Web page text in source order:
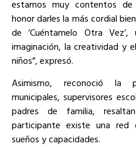
estamos muy contentos de
honor darles la más cordial
de ‘Cuéntamelo Otra
imaginación, la creatividad y
niños”, expresó.
Asimismo, reconoció la
municipales, supervisores
padres de familia,
participante existe una red
sueños y capacidades.